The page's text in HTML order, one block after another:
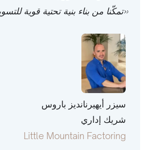
«تمكّنا من بناء بنية تحتية قوية
سيزر أيهيرنانديز باروس
شريك إداري
Little Mountain Factoring